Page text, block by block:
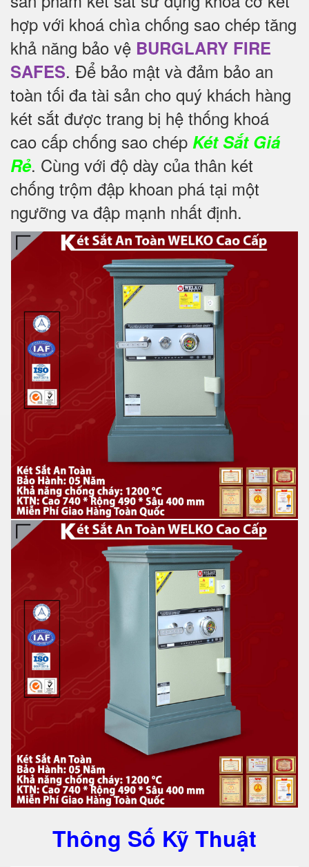
hợp với khoá chìa chống sao chép tăng
khả năng bảo vệ BURGLARY FIRE
SAFES. Để bảo mật và đảm bảo an
toàn tối đa tài sản cho quý khách hàng
két sắt được trang bị hệ thống khoá
cao cấp chống sao chép Két Sắt Giá
Rẻ. Cùng với độ dày của thân két
chống trộm đập khoan phá tại một
ngưỡng va đập mạnh nhất định.
Thông Số Kỹ Thuật